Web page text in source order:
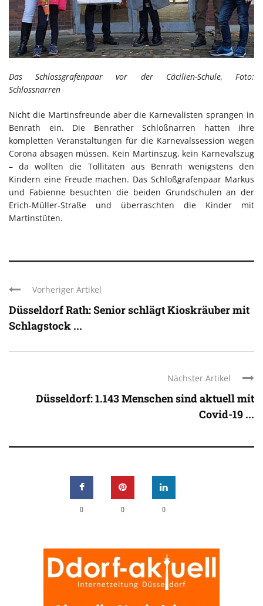
Das Schlossgrafenpaar vor der Cäcilien-Schule, Foto:
Schlossnarren
Nicht die Martinsfreunde aber die Karnevalisten sprangen in
Benrath ein. Die Benrather Schloßnarren hatten ihre
kompletten Veranstaltungen für die Karnevalssession wegen
Corona absagen müssen. Kein Martinszug, kein Karnevalszug
– da wollten die Tollitäten aus Benrath wenigstens den
Kindern eine Freude machen. Das Schloßgrafenpaar Markus
und Fabienne besuchten die beiden Grundschulen an der
Erich-Müller-Straße und überraschten die Kinder mit
Martinstüten.
Vorheriger Artikel
Düsseldorf Rath: Senior schlägt Kioskräuber mit
Schlagstock ...
Nächster Artikel
Düsseldorf: 1.143 Menschen sind aktuell mit
Covid-19 ...
0 0 0